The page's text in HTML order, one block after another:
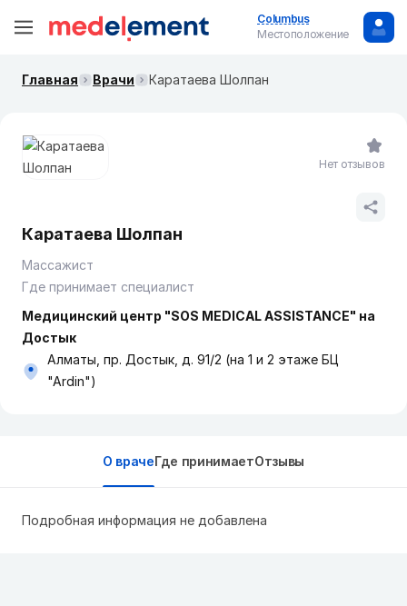
Columbus
Местоположение
Главная Врачи Каратаева Шолпан
Каратаева Шолпан
Массажист
Где принимает специалист
Медицинский центр "SOS MEDICAL ASSISTANCE" на
Достык
Алматы, пр. Достык, д. 91/2 (на 1 и 2 этаже БЦ
"Ardin")
Нет отзывов
О врачеГде принимаетОтзывы
Подробная информация не добавлена